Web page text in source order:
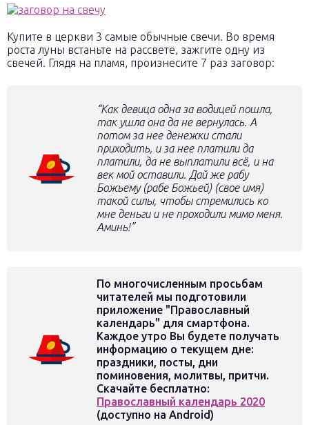
Купите в церкви 3 самые обычные свечи. Во время
роста луны встаньте на рассвете, зажгите одну из
свечей. Глядя на пламя, произнесите 7 раз заговор:
“Как девица одна за водицей пошла,
так ушла она да не вернулась. А
потом за нее денежки стали
приходить, и за нее платили да
платили, да не выплатили всё, и на
век мой оставили. Дай же рабу
Божьему (рабе Божьей) (свое имя)
такой силы, чтобы стремились ко
мне деньги и не проходили мимо меня.
Аминь!”
По многочисленным просьбам
читателей мы подготовили
приложение "Православный
календарь" для смартфона.
Каждое утро Вы будете получать
информацию о текущем дне:
праздники, посты, дни
поминовения, молитвы, притчи.
Скачайте бесплатно:
Православный календарь 2020
(доступно на Android)